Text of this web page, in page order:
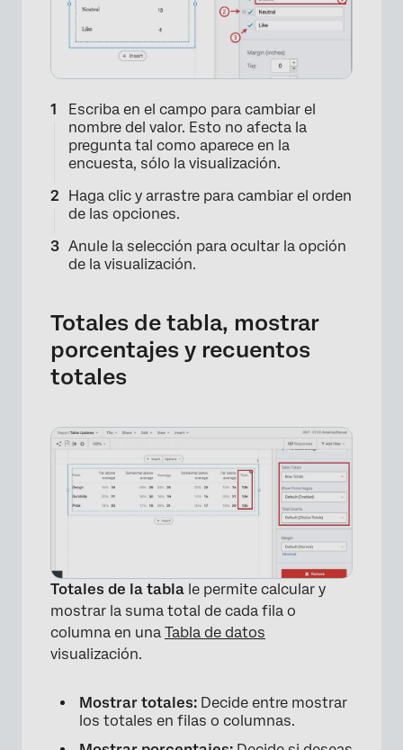
×
Escriba en el campo para cambiar el
nombre del valor. Esto no afecta la
pregunta tal como aparece en la
encuesta, sólo la visualización.
Haga clic y arrastre para cambiar el orden
de las opciones.
Anule la selección para ocultar la opción
de la visualización.
Totales de tabla, mostrar
porcentajes y recuentos
totales
Totales de la tabla le permite calcular y
mostrar la suma total de cada fila o
columna en una Tabla de datos
visualización.
Mostrar totales: Decide entre mostrar
los totales en filas o columnas.